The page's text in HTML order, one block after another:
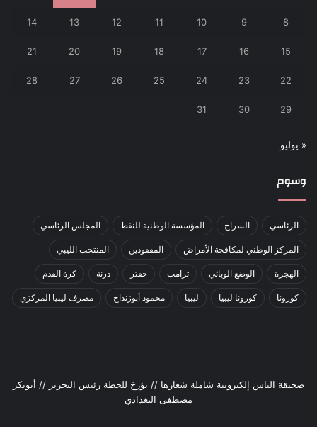
8
9
10
11
12
13
14
15
16
17
18
19
20
21
22
23
24
25
26
27
28
29
30
31
« يوليو
وسوم
الرئاسي السراج المؤسسة الوطنية للنفط المجلس الرئاسي
المركز الوطني لمكافحة الأمراض المفقودين المنتخب الليبي
الهجرة الوضع الوبائي ترامب حفتر درنة كرة القدم
كورونا كورونا ليبيا ليبيا محمود أبوزنداح مصرف ليبيا المركزي
صحيقة الناس إلكترونية شاملة شعارها // نؤرخ للحظة رئيس التحرير // أبوبكر
مصطفى البغدادي